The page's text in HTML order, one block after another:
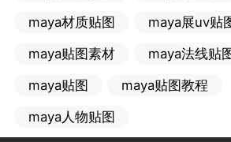
maya材质贴图
maya展uv贴
maya贴图素材
maya法线贴
maya贴图
maya贴图教程
maya人物贴图